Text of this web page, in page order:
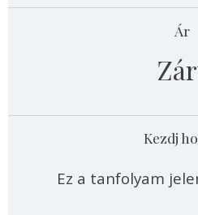
Ár
Kezdj
Ez a tanfolyam